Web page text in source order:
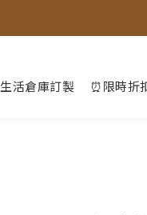
全館，滿
全館，滿
生活倉庫訂製 ⏰限時折